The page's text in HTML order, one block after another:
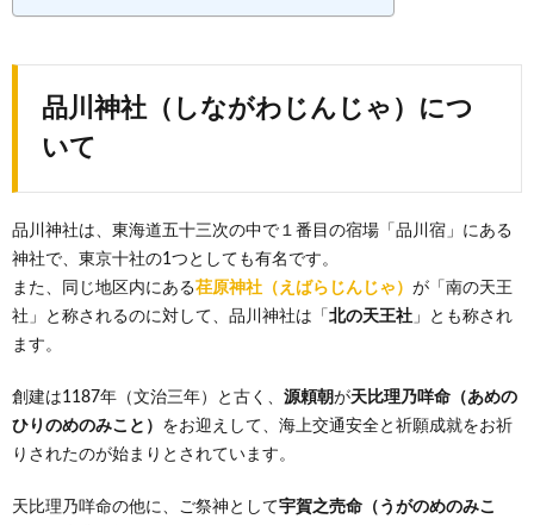
品川神社（しながわじんじゃ）につ
いて
品川神社は、東海道五十三次の中で１番目の宿場「品川宿」にある
神社で、東京十社の1つとしても有名です。
また、同じ地区内にある荏原神社（えばらじんじゃ） が「南の天王
社」と称されるのに対して、品川神社は「 北の天王社 」とも称され
ます。
創建は1187年（文治三年）と古く、 源頼朝が天比理乃咩命（あめの
ひりのめのみこと） をお迎えして、海上交通安全と祈願成就をお祈
りされたのが始まりとされています。
天比理乃咩命の他に、ご祭神として宇賀之売命（うがのめのみこ